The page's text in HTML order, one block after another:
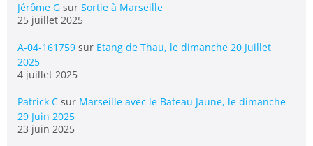
Jérôme G sur Sortie à Marseille
25 juillet 2025
A-04-161759 sur Etang de Thau, le dimanche 20 Juillet
2025
4 juillet 2025
Patrick C sur Marseille avec le Bateau Jaune, le dimanche
29 Juin 2025
23 juin 2025